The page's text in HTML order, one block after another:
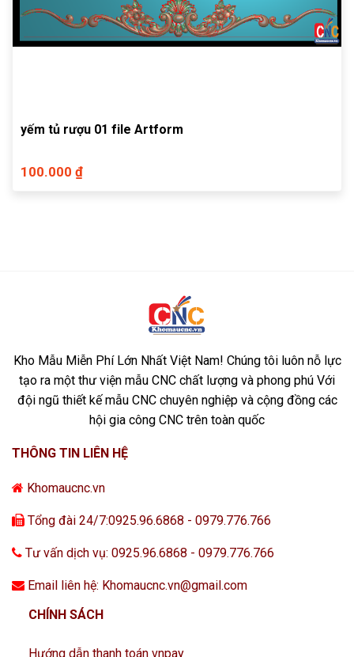
yếm tủ rượu 01 file Artform
100.000 ₫
Kho Mẫu Miễn Phí Lớn Nhất Việt Nam! Chúng tôi luôn nỗ lực
tạo ra một thư viện mẫu CNC chất lượng và phong phú Với
đội ngũ thiết kế mẫu CNC chuyên nghiệp và cộng đồng các
hội gia công CNC trên toàn quốc
THÔNG TIN LIÊN HỆ
Khomaucnc.vn
Tổng đài 24/7:0925.96.6868 - 0979.776.766
Tư vấn dịch vụ: 0925.96.6868 - 0979.776.766
Email liên hệ: Khomaucnc.vn@gmail.com
CHÍNH SÁCH
Hướng dẫn thanh toán vnpay